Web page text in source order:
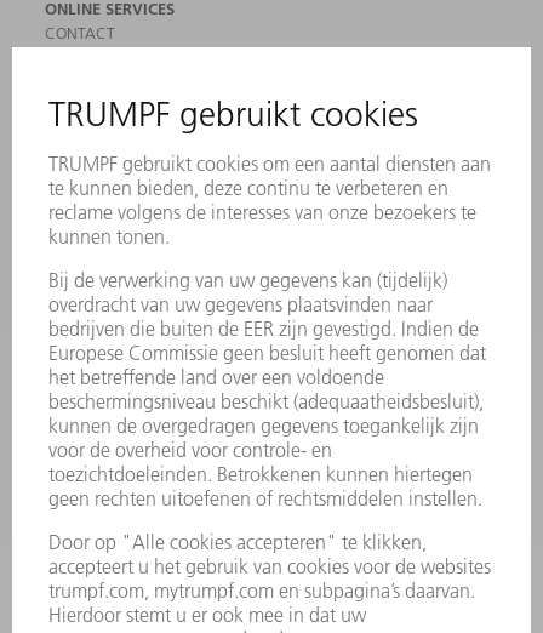
ONLINE SERVICES
CONTACT
AANMELDEN VOOR NIEUWSBRIEF
MYTRUMPF
VEILIGHEIDSGEGEVENSBLADEN
PRODUCTEN
MACHINES & SYSTEMEN
LASER
ELEKTROGEREEDSCHAP
SMART FACTORY
SOFTWARE
SERVICES
TOEPASSINGEN
SECTOREN
ONDERNEMING
CARRIÈRE
VACATURES
BEDRIJFSPROFIEL
JAARVERSLAG
BEDRIJFSPRINCIPES
COMPLIANCE
KLOKKENLUIDERSYSTEEM